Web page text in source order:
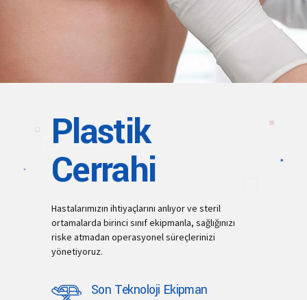
Plastik
Cerrahi
Hastalarımızın ihtiyaçlarını anlıyor ve steril
ortamalarda birinci sınıf ekipmanla, sağlığınızı
riske atmadan operasyonel süreçlerinizi
yönetiyoruz.
Son Teknoloji Ekipman